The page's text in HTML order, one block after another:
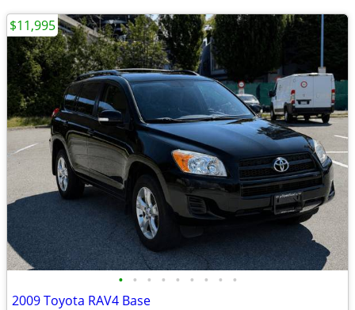
• • • • • • • • •
2009 Toyota RAV4 Base
$11,995